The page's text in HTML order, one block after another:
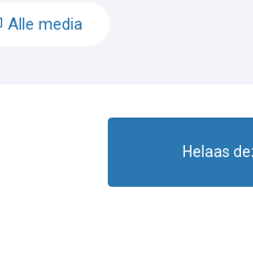
Alle media
Helaas